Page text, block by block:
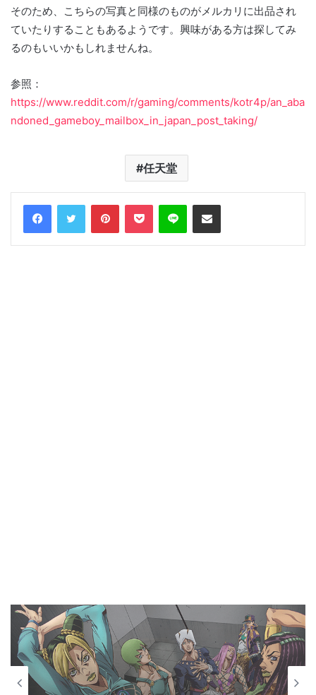
そのため、こちらの写真と同様のものがメルカリに出品され
ていたりすることもあるようです。興味がある方は探してみ
るのもいいかもしれませんね。
参照：
https://www.reddit.com/r/gaming/comments/kotr4p/an_aba
ndoned_gameboy_mailbox_in_japan_post_taking/
任天堂
FacebookTwitter PinterestPocket Line Share via Email
アニメ（海外の反応）
2023年2月9日